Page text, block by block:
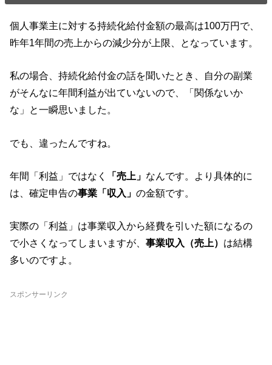
個人事業主に対する持続化給付金額の最高は100万円で、
昨年1年間の売上からの減少分が上限、となっています。
私の場合、持続化給付金の話を聞いたとき、自分の副業
がそんなに年間利益が出ていないので、「関係ないか
な」と一瞬思いました。
でも、違ったんですね。
年間「利益」ではなく 「売上」 なんです。より具体的に
は、確定申告の事業「収入」の金額です。
実際の「利益」は事業収入から経費を引いた額になるの
で小さくなってしまいますが、事業収入（売上） は結構
多いのですよ。
スポンサーリンク